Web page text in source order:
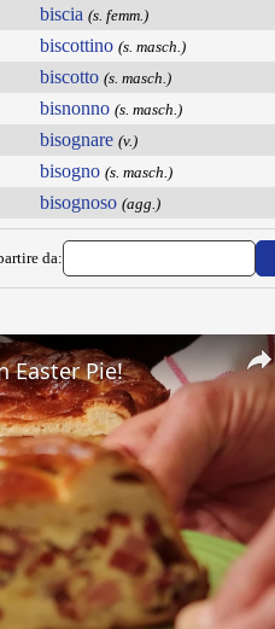
biscia (s. femm.)
biscottino (s. masch.)
biscotto (s. masch.)
bisnonno (s. masch.)
bisognare (v.)
bisogno (s. masch.)
bisognoso (agg.)
da:
Easter Pie!